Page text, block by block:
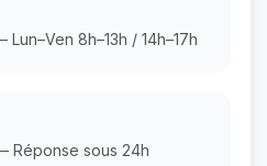
Lun–Ven 8h–13h / 14h–17h
Réponse sous 24h